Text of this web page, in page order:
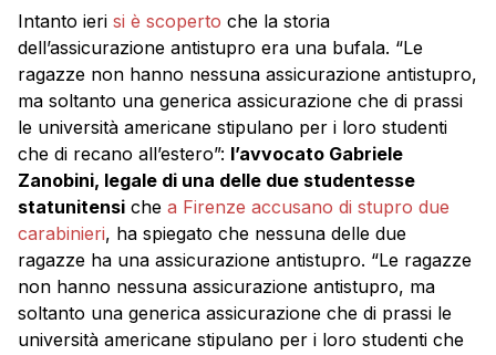
Intanto ieri si è scoperto che la storia
dell’assicurazione antistupro era una bufala. “Le
ragazze non hanno nessuna assicurazione antistupro,
ma soltanto una generica assicurazione che di prassi
le università americane stipulano per i loro studenti
che di recano all’estero”: l’avvocato Gabriele
Zanobini, legale di una delle due studentesse
statunitensi che a Firenze accusano di stupro due
carabinieri, ha spiegato che nessuna delle due
ragazze ha una assicurazione antistupro. “Le ragazze
non hanno nessuna assicurazione antistupro, ma
soltanto una generica assicurazione che di prassi le
università americane stipulano per i loro studenti che